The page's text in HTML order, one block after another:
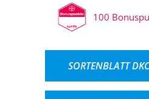
100
SORTENBLATT